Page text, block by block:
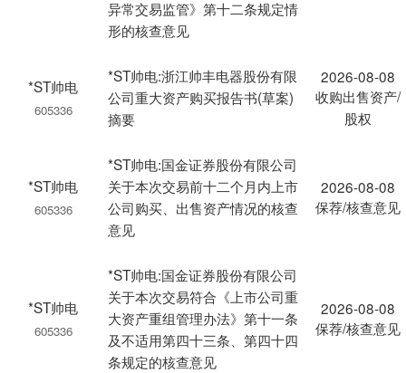
异常交易监管》第十二条规定情
形的核查意见
*ST帅电
605336
*ST帅电:浙江帅丰电器股份有限
公司重大资产购买报告书(草案)
摘要
2026-08-08
收购出售资产/
股权
*ST帅电
605336
*ST帅电:国金证券股份有限公司
关于本次交易前十二个月内上市
公司购买、出售资产情况的核查
意见
2026-08-08
保荐/核查意见
*ST帅电
605336
*ST帅电:国金证券股份有限公司
关于本次交易符合《上市公司重
大资产重组管理办法》第十一条
及不适用第四十三条、第四十四
条规定的核查意见
2026-08-08
保荐/核查意见